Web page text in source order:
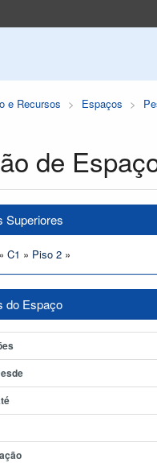
e Recursos Espaços
de
Superiores
» C1 » Piso 2 »
do Espaço